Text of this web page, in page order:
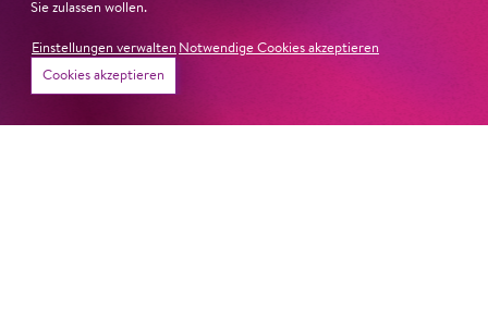
Sie zulassen wollen.
Einstellungen verwalten Notwendige Cookies akzeptieren
Cookies akzeptieren